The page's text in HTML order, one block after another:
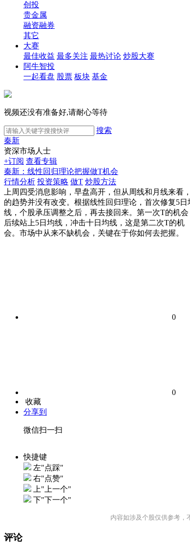
创投
贵金属
融资融券
其它
大赛
最佳收益 最多关注 最热讨论 炒股大赛
阿牛智投
一起看盘 股票 板块 基金
视频还没有准备好,请耐心等待
搜索
秦新
资深市场人士
+订阅 查看专辑
秦新：线性回归理论把握做T机会
行情分析 投资策略 做T 炒股方法
上周四受消息影响，早盘高开，但从周线和月线来看
的趋势并没有改变。根据线性回归理论，首次修复5日
线，个股承压调整之后，再去接回来。第一次T的机会
后续站上5日均线，冲击十日均线，这是第二次T的机
会。市场中从来不缺机会，关键在于你如何去把握。
0
0
收藏
分享到
微信扫一扫
快捷键
左"点踩"
右"点赞"
上"上一个"
下"下一个"
内容如涉及个股仅供参考，
评论